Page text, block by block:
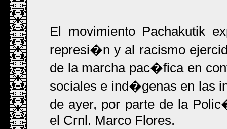
El movimiento Pachakutik
represi�n y al racismo
de la marcha pac�fica en
sociales e ind�genas en las
de ayer, por parte de la
el Crnl. Marco Flores.